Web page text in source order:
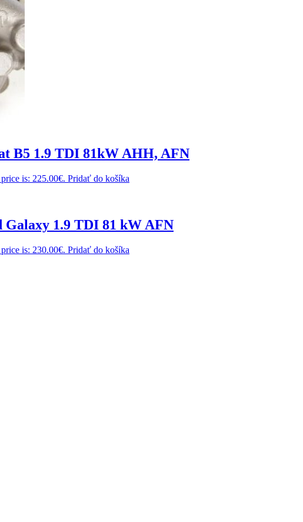
B5 1.9 TDI 81kW AHH, AFN
is: 225.00€. Pridať do košíka
Galaxy 1.9 TDI 81 kW AFN
is: 230.00€. Pridať do košíka